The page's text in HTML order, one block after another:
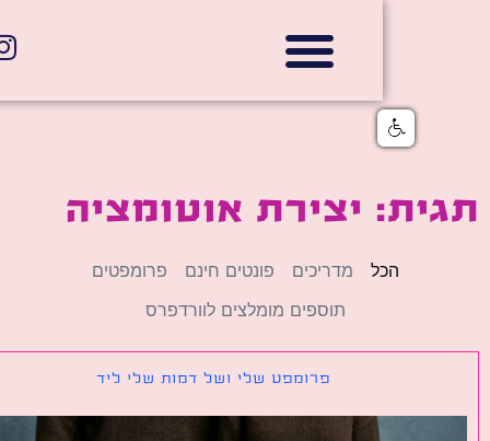
יצירת אוטומציה
מדריכים פונטים חינם
פרומפטים
תוספים מומלצים לוורדפרס
פרומפט שלי ושל דמות שלי ליד